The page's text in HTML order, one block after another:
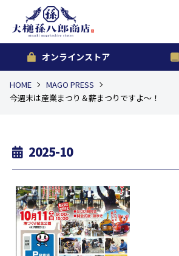
オンラインストア
HOME
MAGO PRESS
今週末は産業まつり＆薪まつりですよ～！
2025-10